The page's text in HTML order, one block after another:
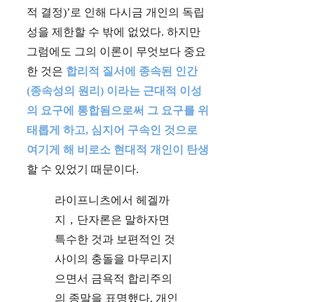
적 결정)’로 인해 다시금 개인의 독립
성을 제한할 수 밖에 없었다. 하지만
그럼에도 그의 이론이 무엇보다 중요
한 것은 합리적 질서에 종속된 인간
(종속성의 원리) 이라는 근대적 이성
의 요구에 통합됨으로써 그 요구를 위
태롭게 하고, 심지어 구속인 것으로
여기게 해 비로소 현대적 개인이 탄생
할 수 있었기 때문이다.
라이프니츠에서 헤겔까
지，단자론은 말하자면
특수한 것과 보편적인 것
사이의 충돌을 마무리지
으면서 금욕적 합리주의
의 종말을 표명했다. 개인